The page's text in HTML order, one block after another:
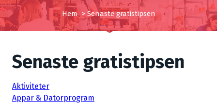
a
t
i
Hem> Senaste gratistipsen
Senaste gratistipsen
Aktiviteter
Appar & Datorprogram